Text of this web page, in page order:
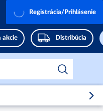
akcie Distribúcia
Registrácia/Prihlásenie